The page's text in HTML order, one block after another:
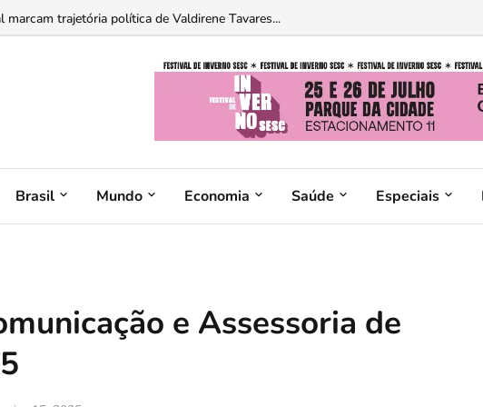
Íntima Paisagem para Brasília neste fim de semana...
Brasil Mundo Economia Saúde Especiais
e Assessoria de